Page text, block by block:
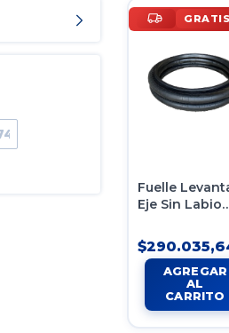
GRATIS
Fuelle
Eje Sin Labio
Neumática
330mm